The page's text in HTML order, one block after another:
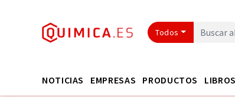
Todos
NOTICIAS EMPRESAS PRODUCTOS